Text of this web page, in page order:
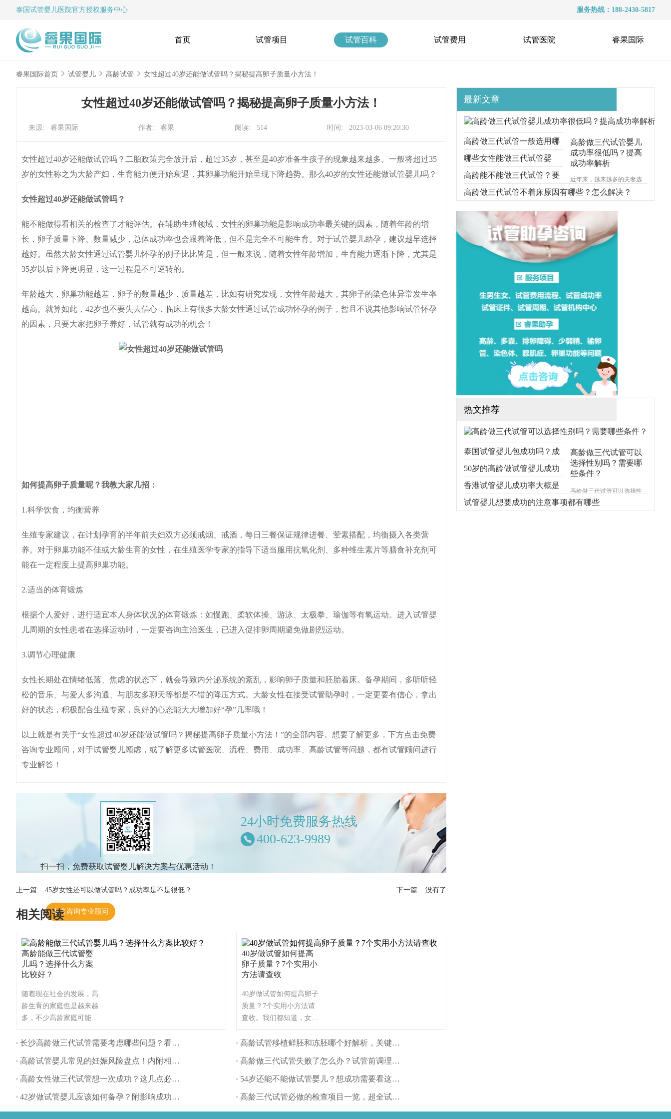
泰国试管婴儿 医院官方授权服务中心 服务热线：188-2430-5817
首页 试管项目 试管百科 试管费用 试管医院 睿果国际
睿果国际首页 试管婴儿 高龄试管 女性超过40岁还能做试管吗？揭秘提高卵子质量小方法！
女性超过40岁还能做试管吗？揭秘提高卵子质量小方法！
来源: 睿果国际 作者: 睿果 阅读: 514 时间: 2023-03-06 09:20:30
女性超过40岁还能做试管吗？二胎政策完全放开后，超过35岁，甚至是40岁准备生孩子的现象越来越多。一般将超过35
岁的女性称之为大龄产妇，生育能力便开始衰退，其卵巢功能开始呈现下降趋势。那么40岁的女性还能做试管婴儿吗？
女性超过40岁还能做试管吗？
能不能做得看相关的检查了才能评估。在辅助生殖领域，女性的卵巢功能是影响成功率最关键的因素，随着年龄的增
长，卵子质量下降、数量减少，总体成功率也会跟着降低，但不是完全不可能生育。对于试管婴儿助孕，建议越早选择
越好。虽然大龄女性通过试管婴儿怀孕的例子比比皆是，但一般来说，随着女性年龄增加，生育能力逐渐下降，尤其是
35岁以后下降更明显，这一过程是不可逆转的。
年龄越大，卵巢功能越差，卵子的数量越少，质量越差，比如有研究发现，女性年龄越大，其卵子的染色体异常发生率
越高。就算如此，42岁也不要失去信心，临床上有很多大龄女性通过试管成功怀孕的例子，暂且不说其他影响试管怀孕
的因素，只要大家把卵子养好，试管就有成功的机会！
如何提高卵子质量呢？我教大家几招：
1.科学饮食，均衡营养
生殖专家建议，在计划孕育的半年前夫妇双方必须戒烟、戒酒，每日三餐保证规律进餐、荤素搭配，均衡摄入各类营
养。对于卵巢功能不佳或大龄生育的女性，在生殖医学专家的指导下适当服用抗氧化剂、多种维生素片等膳食补充剂可
能在一定程度上提高卵巢功能。
2.适当的体育锻炼
根据个人爱好，进行适宜本人身体状况的体育锻炼：如慢跑、柔软体操、游泳、太极拳、瑜伽等有氧运动。进入试管婴
儿周期的女性患者在选择运动时，一定要咨询主治医生，已进入促排卵周期避免做剧烈运动。
3.调节心理健康
女性长期处在情绪低落、焦虑的状态下，就会导致内分泌系统的紊乱，影响卵子质量和胚胎着床。备孕期间，多听听轻
松的音乐、与爱人多沟通、与朋友多聊天等都是不错的降压方式。大龄女性在接受试管助孕时，一定更要有信心，拿出
好的状态，积极配合生殖专家，良好的心态能大大增加好“孕”几率哦！
以上就是有关于“女性超过40岁还能做试管吗？揭秘提高卵子质量小方法！”的全部内容。想要了解更多，下方点击免费
咨询专业顾问，对于试管婴儿顾虑，或了解更多试管医院、流程、费用、成功率、高龄试管等问题，都有试管顾问进行
专业解答！
扫一扫，免费获取试管婴儿解决方案与优惠活动！
24小时免费服务热线
400-623-9989
点击咨询专业顾问
上一篇: 45岁女性还可以做试管吗？成功率是不是很低？ 下一篇: 没有了
相关阅读
高龄能做三代试管婴
儿吗？选择什么方案
比较好？
随着现在社会的发展，高
龄生育的家庭也是越来越
多，不少高龄家庭可能会
这时想通过试管婴儿技术
要问高龄做试管婴儿都适
合什么方案？这里为大家
想了解更多的试管婴儿流
程、费用、成功率，可点
长沙高龄做三代试管需要考虑哪些问题？看看这些事项
高龄试管婴儿常见的妊娠风险盘点！内附相关备孕建议
高龄女性做三代试管想一次成功？这几点必须要收藏！
42岁做试管婴儿应该如何备孕？附影响成功率因素分享
40岁做试管如何提高
卵子质量？7个实用小
方法请查收
40岁做试管如何提高卵子
质量？7个实用小方法请
查收。我们都知道，女性
较佳的时间段，但随着年
力会逐渐的下降，怀孕也
会变得比较困难。所以有
婴儿来助孕，那么，40岁
的女性做试管应该如何提
高龄试管移植鲜胚和冻胚哪个好解析，关键看身体状态
高龄做三代试管失败了怎么办？试管前调理很重要！
54岁还能不能做试管婴儿？想成功需要看这些指标
高龄三代试管必做的检查项目一览，超全试管攻略速看
最新文章
高龄做三代试管婴儿
成功率很低吗？提高
成功率解析
近年来，越来越多的夫妻选
择通过试管婴儿技术来实现
生育梦想，但是许多人对于
疑虑和担忧。那么高龄女性
做试管是不是很低？让我们
一起来了解一下吧！（如果
还想了解更多的试管婴儿流
程、费用、成功率，可点击
高龄做三代试管一般选用哪
种方案？看看这些
哪些女性能做三代试管婴
儿？高龄还能做三代试管
吗？
高龄能不能做三代试管？要
满足这些
高龄做三代试管不着床原因有哪些？怎么解决？
热文推荐
高龄做三代试管可以
选择性别吗？需要哪
些条件？
高龄做三代试管可以选择性
别吗？随着试管婴儿技术的
发展，我们发现身边更多的
泰国试管婴儿包成功吗？成
功率多少？
50岁的高龄做试管婴儿成功
率高吗
香港试管婴儿成功率大概是
什么情况
试管婴儿想要成功的注意事项都有哪些